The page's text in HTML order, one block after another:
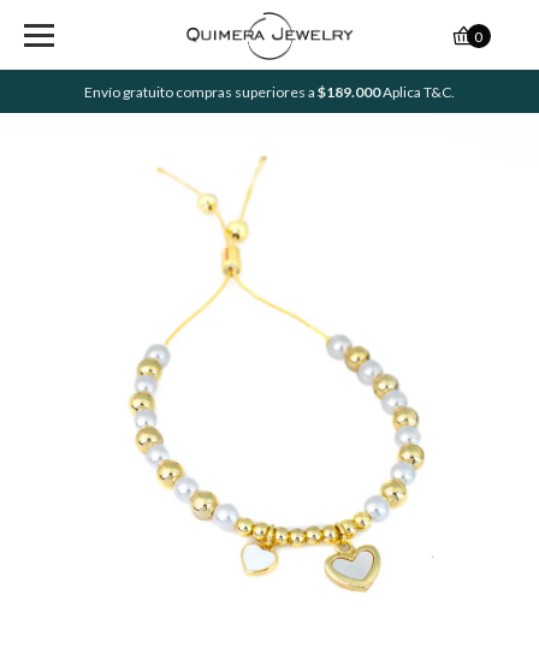
Envío gratuito compras superiores a $189.000Aplica T&C.
0